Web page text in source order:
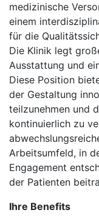
medizinische
einem
für die
Die Klinik legt
Ausstattung und
Diese Position
der Gestaltung
teilzunehmen und
kontinuierlich zu
Arbeitsumfeld, in
Engagement
der Patienten
Ihre Benefits